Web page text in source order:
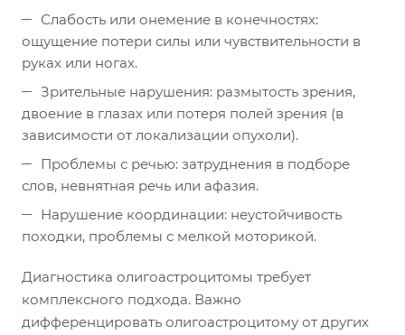
Слабость или онемение в конечностях:
ощущение потери силы или чувствительности в
руках или ногах.
Зрительные нарушения: размытость зрения,
двоение в глазах или потеря полей зрения (в
зависимости от локализации опухоли).
Проблемы с речью: затруднения в подборе
слов, невнятная речь или афазия.
Нарушение координации: неустойчивость
походки, проблемы с мелкой моторикой.
Диагностика олигоастроцитомы требует
комплексного подхода. Важно
дифференцировать олигоастроцитому от других